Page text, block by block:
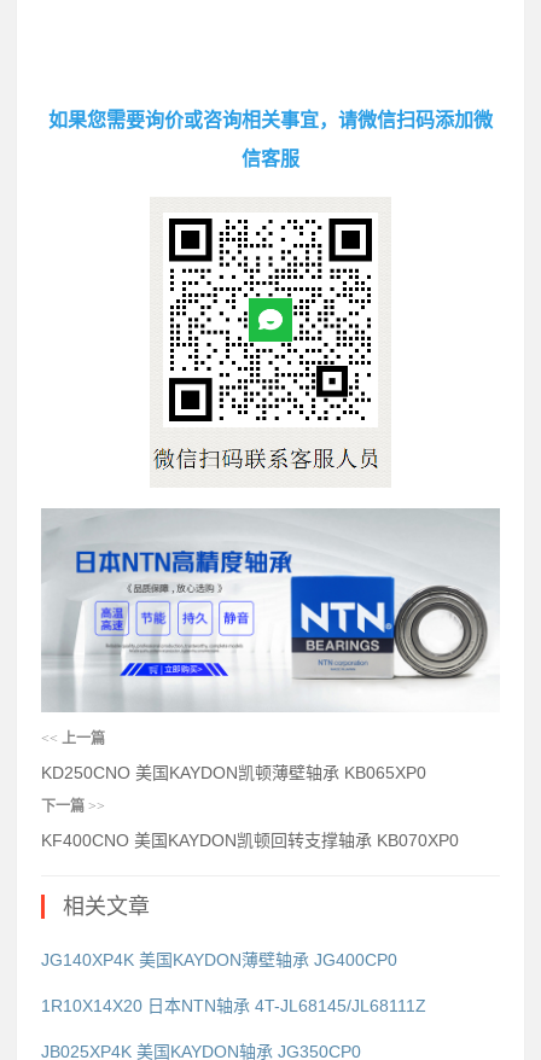
如果您需要询价或咨询相关事宜，请微信扫码添加微
信客服
<< 上一篇
KD250CNO 美国KAYDON凯顿薄壁轴承 KB065XP0
下一篇 >>
KF400CNO 美国KAYDON凯顿回转支撑轴承 KB070XP0
相关文章
JG140XP4K 美国KAYDON薄壁轴承 JG400CP0
1R10X14X20 日本NTN轴承 4T-JL68145/JL68111Z
JB025XP4K 美国KAYDON轴承 JG350CP0